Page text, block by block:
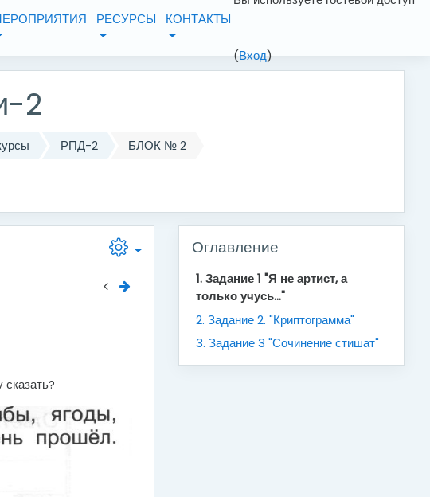
РЕСУРСЫ КОНТАКТЫ
(Вход)
2
РПД-2
БЛОК № 2
Оглавление
1. Задание 1 "Я не артист, а
только учусь..."
2. Задание 2. "Криптограмма"
3. Задание 3 "Сочинение стишат"